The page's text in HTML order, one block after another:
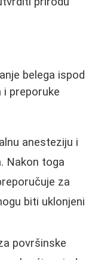
belega ispod
i preporuke
anesteziju i
Nakon toga
za
biti uklonjeni
površinske